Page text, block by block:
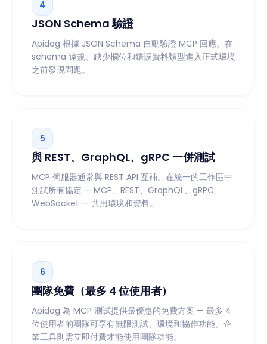
4
JSON Schema 驗證
Apidog 根據 JSON Schema 自動驗證 MCP 回應。在
schema 違規、缺少欄位和錯誤資料類型進入正式環境
之前發現問題。
5
與 REST、GraphQL、gRPC 一併測試
MCP 伺服器通常與 REST API 互補。在統一的工作區中
測試所有協定 — MCP、REST、GraphQL、gRPC、
WebSocket — 共用環境和資料。
6
團隊免費（最多 4 位使用者）
Apidog 為 MCP 測試提供最優惠的免費方案 — 最多 4
位使用者的團隊可享有無限測試、環境和協作功能。企
業工具則需立即付費才能使用團隊功能。